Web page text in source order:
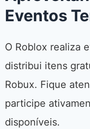
Eventos
O Roblox realiza
distribui itens
Robux. Fique
participe
disponíveis.